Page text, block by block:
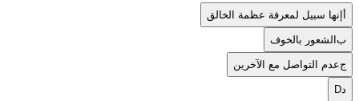
إنها سبيل لمعرفة عظمة الخالق
بالشعور بالخوف
جعدم التواصل مع الآخرين
D